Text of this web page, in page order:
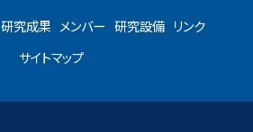
研究成果 メンバー 研究設備 リンク
サイトマップ